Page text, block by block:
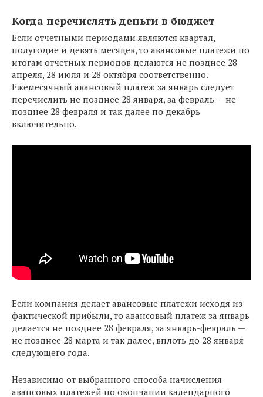
Когда перечислять деньги в бюджет
Если отчетными периодами являются квартал,
полугодие и девять месяцев, то авансовые платежи по
итогам отчетных периодов делаются не позднее 28
апреля, 28 июля и 28 октября соответственно.
Ежемесячный авансовый платеж за январь следует
перечислить не позднее 28 января, за февраль — не
позднее 28 февраля и так далее по декабрь
включительно.
Если компания делает авансовые платежи исходя из
фактической прибыли, то авансовый платеж за январь
делается не позднее 28 февраля, за январь-февраль —
не позднее 28 марта и так далее, вплоть до 28 января
следующего года.
Независимо от выбранного способа начисления
авансовых платежей по окончании календарного